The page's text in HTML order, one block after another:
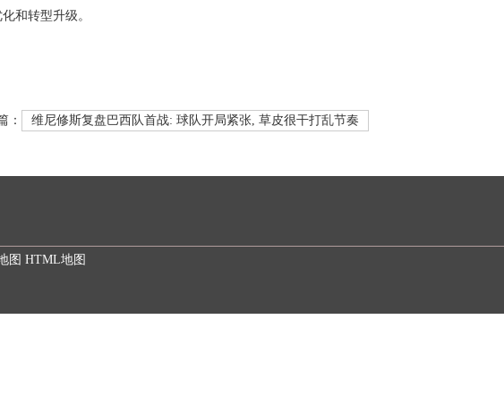
和转型升级。
： 维尼修斯复盘巴西队首战: 球队开局紧张, 草皮很干打乱节奏
图 HTML地图